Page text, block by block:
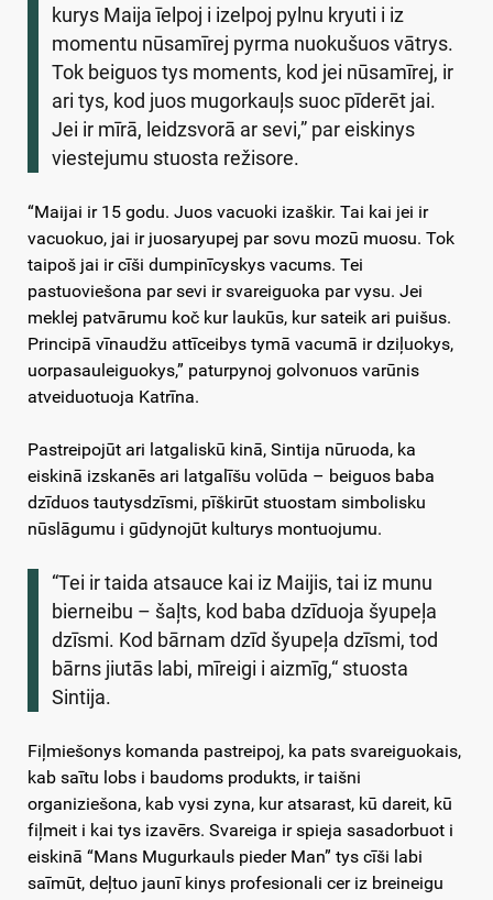
kurys Maija īelpoj i izelpoj pylnu kryuti i iz
momentu nūsamīrej pyrma nuokušuos vātrys.
Tok beiguos tys moments, kod jei nūsamīrej, ir
ari tys, kod juos mugorkauļs suoc pīderēt jai.
Jei ir mīrā, leidzsvorā ar sevi,” par eiskinys
viestejumu stuosta režisore.
“Maijai ir 15 godu. Juos vacuoki izaškir. Tai kai jei ir
vacuokuo, jai ir juosaryupej par sovu mozū muosu. Tok
taipoš jai ir cīši dumpinīcyskys vacums. Tei
pastuoviešona par sevi ir svareiguoka par vysu. Jei
meklej patvārumu koč kur laukūs, kur sateik ari puišus.
Principā vīnaudžu attīceibys tymā vacumā ir dziļuokys,
uorpasauleiguokys,” paturpynoj golvonuos varūnis
atveiduotuoja Katrīna.
Pastreipojūt ari latgaliskū kinā, Sintija nūruoda, ka
eiskinā izskanēs ari latgalīšu volūda – beiguos baba
dzīduos tautysdzīsmi, pīškirūt stuostam simbolisku
nūslāgumu i gūdynojūt kulturys montuojumu.
“Tei ir taida atsauce kai iz Maijis, tai iz munu
bierneibu – šaļts, kod baba dzīduoja šyupeļa
dzīsmi. Kod bārnam dzīd šyupeļa dzīsmi, tod
bārns jiutās labi, mīreigi i aizmīg,“ stuosta
Sintija.
Fiļmiešonys komanda pastreipoj, ka pats svareiguokais,
kab saītu lobs i baudoms produkts, ir taišni
organiziešona, kab vysi zyna, kur atsarast, kū dareit, kū
fiļmeit i kai tys izavērs. Svareiga ir spieja sasadorbuot i
eiskinā “Mans Mugurkauls pieder Man” tys cīši labi
saīmūt, deļtuo jaunī kinys profesionali cer iz breineigu